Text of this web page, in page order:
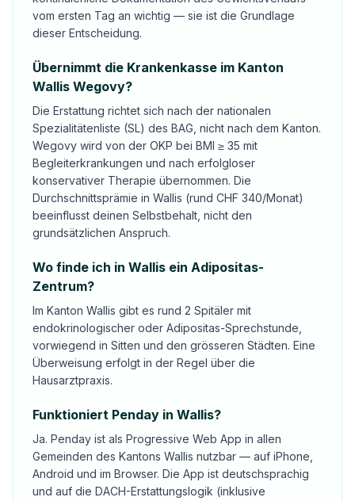
vom ersten Tag an wichtig — sie ist die Grundlage
dieser Entscheidung.
Übernimmt die Krankenkasse im Kanton
Wallis Wegovy?
Die Erstattung richtet sich nach der nationalen
Spezialitätenliste (SL) des BAG, nicht nach dem Kanton.
Wegovy wird von der OKP bei BMI ≥ 35 mit
Begleiterkrankungen und nach erfolgloser
konservativer Therapie übernommen. Die
Durchschnittsprämie in Wallis (rund CHF 340/Monat)
beeinflusst deinen Selbstbehalt, nicht den
grundsätzlichen Anspruch.
Wo finde ich in Wallis ein Adipositas-
Zentrum?
Im Kanton Wallis gibt es rund 2 Spitäler mit
endokrinologischer oder Adipositas-Sprechstunde,
vorwiegend in Sitten und den grösseren Städten. Eine
Überweisung erfolgt in der Regel über die
Hausarztpraxis.
Funktioniert Penday in Wallis?
Ja. Penday ist als Progressive Web App in allen
Gemeinden des Kantons Wallis nutzbar — auf iPhone,
Android und im Browser. Die App ist deutschsprachig
und auf die DACH-Erstattungslogik (inklusive